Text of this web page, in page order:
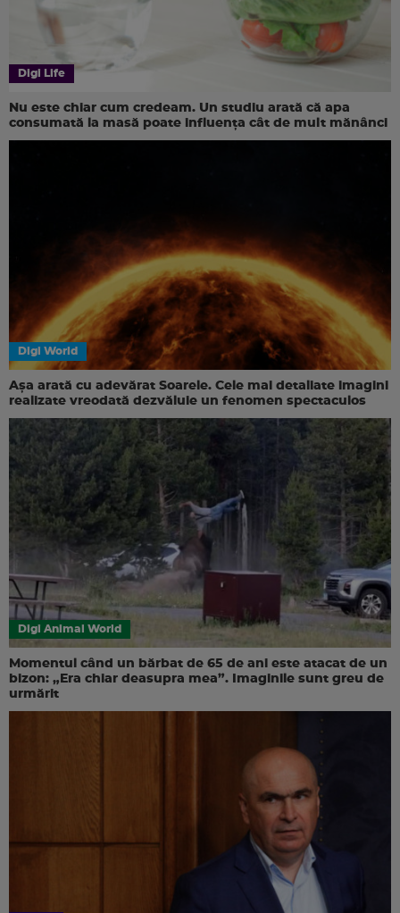
Digi Life
Nu este chiar cum credeam. Un studiu arată că apa
consumată la masă poate influența cât de mult mănânci
Digi World
Așa arată cu adevărat Soarele. Cele mai detaliate imagini
realizate vreodată dezvăluie un fenomen spectaculos
Digi Animal World
Momentul când un bărbat de 65 de ani este atacat de un
bizon: „Era chiar deasupra mea”. Imaginile sunt greu de
urmărit